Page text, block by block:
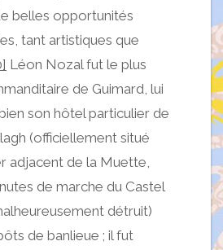
belles opportunités
tant artistiques que
Léon Nozal fut le plus
de Guimard, lui
son hôtel particulier de
(officiellement situé
adjacent de la Muette,
de marche du Castel
détruit)
de banlieue ; il fut